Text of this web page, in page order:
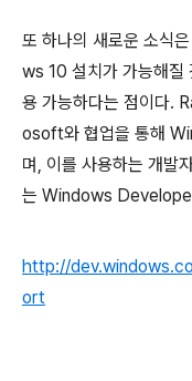
또 하나의 새로운 소식
ws 10 설치가 가능해질
용 가능하다는 점이다.
osoft와 협업을 통해
며, 이를 사용하는 개발
는 Windows
http://
ort